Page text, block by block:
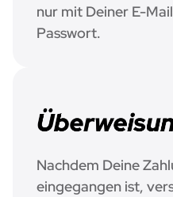
nur mit Deiner E-
Passwort.
Nachdem Deine
eingegangen ist,